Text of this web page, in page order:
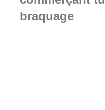
braquage